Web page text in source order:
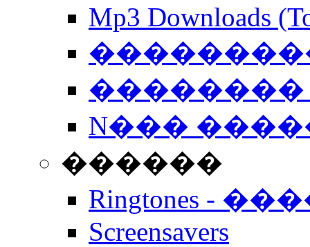
Mp3 Downloads
��������
N���
������
Ringtones -
Screensavers